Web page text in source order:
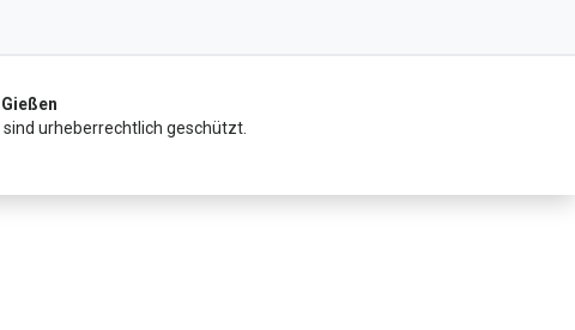
urheberrechtlich geschützt.